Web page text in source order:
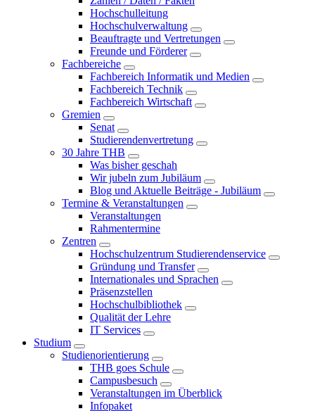
Hochschulleitung
Hochschulverwaltung
Beauftragte und Vertretungen
Freunde und Förderer
Fachbereiche
Fachbereich Informatik und Medien
Fachbereich Technik
Fachbereich Wirtschaft
Gremien
Senat
Studierendenvertretung
30 Jahre THB
Was bisher geschah
Wir jubeln zum Jubiläum
Blog und Aktuelle Beiträge - Jubiläum
Termine & Veranstaltungen
Veranstaltungen
Rahmentermine
Zentren
Hochschulzentrum Studierendenservice
Gründung und Transfer
Internationales und Sprachen
Präsenzstellen
Hochschulbibliothek
Qualität der Lehre
IT Services
Studium
Studienorientierung
THB goes Schule
Campusbesuch
Veranstaltungen im Überblick
Infopaket